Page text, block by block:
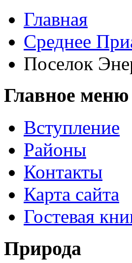
Главная
Среднее
Поселок
Главное меню
Вступление
Районы
Контакты
Карта сайта
Гостевая
Природа